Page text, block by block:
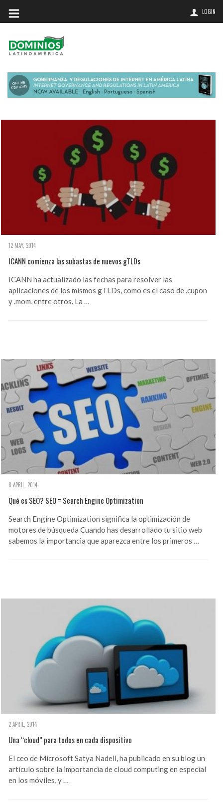
LOGIN
12 MAY, 2014
ICANN comienza las subastas de nuevos gTLDs
ICANN ha actualizado las fechas para resolver las
aplicaciones de los mismos gTLDs, como es el caso de .cupon
y .mom, entre otros. La …
8 APRIL, 2014
Qué es SEO? SEO = Search Engine Optimization
Search Engine Optimization significa la optimización de
motores de búsqueda Cuando has desarrollado tu sitio web
sabemos la importancia que aparezca entre los primeros …
2 APRIL, 2014
Una “cloud” para todos en cada dispositivo
El ceo de Microsoft Satya Nadell, ha publicado en su blog un
artículo sobre la importancia de cloud computing en especial
en los móviles, y …